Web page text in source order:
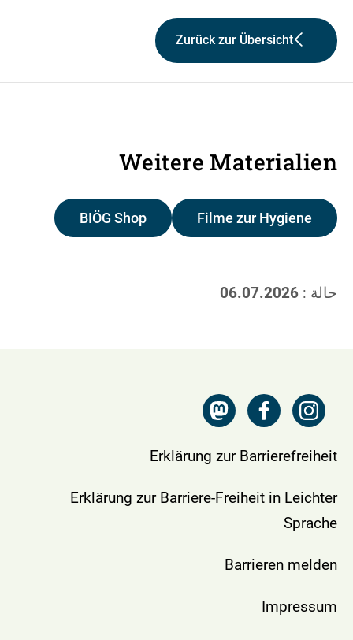
Zurück zur Übersicht
Weitere Materialien
Filme zur Hygiene
BIÖG Shop
حالة : 06.07.2026
Erklärung zur Barrierefreiheit
Erklärung zur Barriere-Freiheit in Leichter
Sprache
Barrieren melden
Impressum